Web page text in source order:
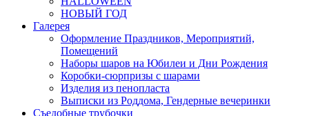
НОВЫЙ ГОД
Галерея
Оформление Праздников, Мероприятий,
Помещений
Наборы шаров на Юбилеи и Дни Рождения
Коробки-сюрпризы с шарами
Изделия из пенопласта
Выписки из Роддома, Гендерные вечеринки
Съедобные трубочки